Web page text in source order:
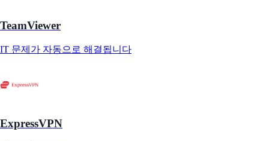
TeamViewer
IT 문제가 자동으로 해결됩니다
ExpressVPN